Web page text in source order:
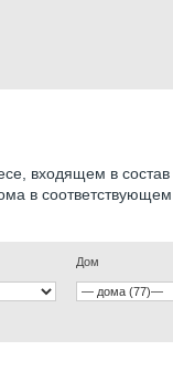
входящем в состав
в соответствующем
Дом